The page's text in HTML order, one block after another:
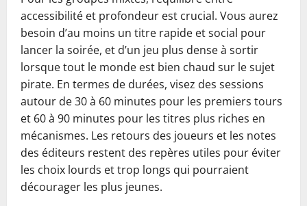
accessibilité et profondeur est crucial. Vous aurez
besoin d’au moins un titre rapide et social pour
lancer la soirée, et d’un jeu plus dense à sortir
lorsque tout le monde est bien chaud sur le sujet
pirate. En termes de durées, visez des sessions
autour de 30 à 60 minutes pour les premiers tours
et 60 à 90 minutes pour les titres plus riches en
mécanismes. Les retours des joueurs et les notes
des éditeurs restent des repères utiles pour éviter
les choix lourds et trop longs qui pourraient
décourager les plus jeunes.